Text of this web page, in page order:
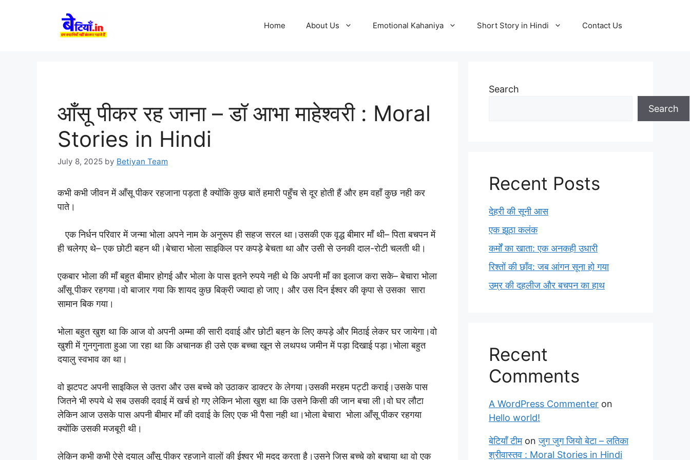
Home About Us Emotional Kahaniya Short Story in Hindi Contact Us
आँसू पीकर रह जाना – डॉ आभा माहेश्वरी : Moral
Stories in Hindi
July 8, 2025 by Betiyan Team
कभी कभी जीवन में आँसू पीकर रहजाना पड़ता है क्योंकि कुछ बातें हमारी पहुँच से दूर होती हैं और हम वहाँ कुछ नही कर
पाते।
एक निर्धन परिवार में जन्मा भोला अपने नाम के अनुरूप ही सहज सरल था।उसकी एक वृद्ध बीमार माँ थी– पिता बचपन में
ही चलेगए थे– एक छोटी बहन थी।बेचारा भोला साइकिल पर कपड़े बेचता था और उसी से उनकी दाल-रोटी चलती थी।
एकबार भोला की माँ बहुत बीमार होगई और भोला के पास इतने रुपये नही थे कि अपनी माँ का इलाज करा सके– बेचारा भोला
आँसू पीकर रहगया।वो बाजार गया कि शायद कुछ बिक्री ज्यादा हो जाए। और उस दिन ईश्वर की कृपा से उसका सारा
सामान बिक गया।
भोला बहुत खुश था कि आज वो अपनी अम्मा की सारी दवाई और छोटी बहन के लिए कपड़े और मिठाई लेकर घर जायेगा।वो
खुशी में गुनगुनाता हुआ जा रहा था कि अचानक ही उसे एक बच्चा खून से लथपथ जमीन में पड़ा दिखाई पड़ा।भोला बहुत
दयालु स्वभाव का था।
वो झटपट अपनी साइकिल से उतरा और उस बच्चे को उठाकर डाक्टर के लेगया।उसकी मरहम पट्टी कराई।उसके पास
जितने भी रुपये थे सब उसकी दवाई में खर्च हो गए लेकिन भोला खुश था कि उसने किसी की जान बचा ली।वो घर लौटा
लेकिन आज उसके पास अपनी बीमार माँ की दवाई के लिए एक भी पैसा नही था।भोला बेचारा भोला आँसू पीकर रहगया
क्योंकि उसकी मजबूरी थी।
लेकिन कभी कभी ऐसे दयालु आँसू पीकर रहजाने वालों की ईश्वर भी मदद करता है।उसने जिस बच्चे को बचाया था वो एक
Search
Search
Recent Posts
देहरी की सूनी आस
एक झूठा कलंक
कर्मों का खाता: एक अनकही उधारी
रिश्तों की छाँव: जब आंगन सूना हो गया
उम्र की दहलीज और बचपन का हाथ
Recent
Comments
A WordPress Commenter on
Hello world!
बेटियाँ टीमonजुग जुग जियो बेटा – लतिका
श्रीवास्तव : Moral Stories in Hindi